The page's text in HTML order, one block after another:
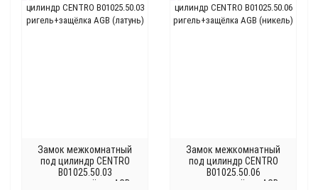
Замок межкомнатный
под цилиндр CENTRO
B01025.50.03
ригель+защёлка AGB
Замок межкомнатный
под цилиндр CENTRO
B01025.50.06
ригель+защёлка AGB